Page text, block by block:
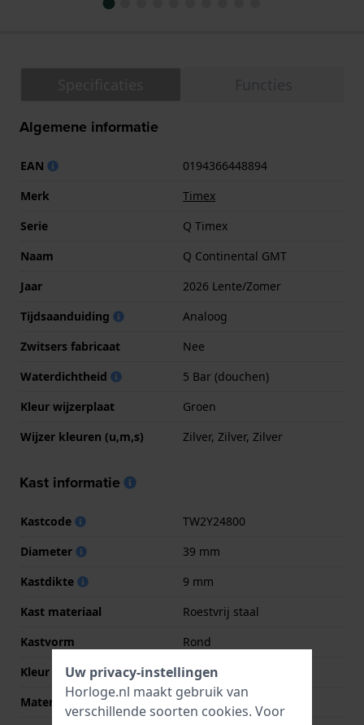
Algemene informatie
EAN
0194366448894
Merk
Timex
Serie
Q Timex
Naam
Q Continental GMT
Jaar
2026 Lente/Zomer
Tijdsaanduiding
Analoog
Zwitsers fabricaat
Nee
Waterdichtheid
5 Bar (douchen)
Kleur wijzerplaat
Groen
Wijzer kleuren (u,m,s)
Zilver, Zilver, Zilver
Kast informatie
Kastcode
TW2Y24800
Diameter
39 mm
Kastdikte
9 mm
Kast materiaal
Roestvrij staal
Kastvorm
Rond
Kleur kast
Zilver
Materiaal kastdeksel
Uw privacy-instellingen
Horloge.nl maakt gebruik van
verschillende soorten cookies. Voor